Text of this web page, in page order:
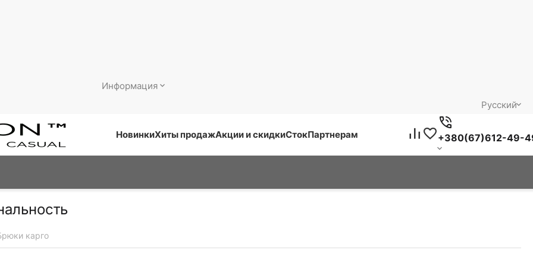
Информация
Русский
НовинкиХиты продажАкции и скидкиСтокПартнерам +380(67)612-49-
карго